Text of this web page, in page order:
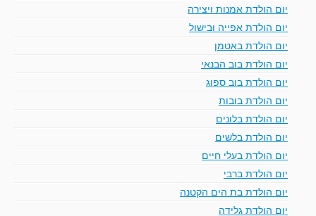
יום הולדת אמנות ויצירה
יום הולדת אפייה ובישול
יום הולדת באטמן
יום הולדת בוב הבנאי
יום הולדת בוב ספוג
יום הולדת בובות
יום הולדת בלונים
יום הולדת בלשים
יום הולדת בעלי חיים
יום הולדת ברבי
יום הולדת בת הים הקטנה
יום הולדת גלידה